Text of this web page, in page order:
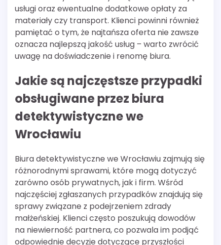
usługi oraz ewentualne dodatkowe opłaty za
materiały czy transport. Klienci powinni również
pamiętać o tym, że najtańsza oferta nie zawsze
oznacza najlepszą jakość usług – warto zwrócić
uwagę na doświadczenie i renomę biura.
Jakie są najczęstsze przypadki
obsługiwane przez biura
detektywistyczne we
Wrocławiu
Biura detektywistyczne we Wrocławiu zajmują się
różnorodnymi sprawami, które mogą dotyczyć
zarówno osób prywatnych, jak i firm. Wśród
najczęściej zgłaszanych przypadków znajdują się
sprawy związane z podejrzeniem zdrady
małżeńskiej. Klienci często poszukują dowodów
na niewierność partnera, co pozwala im podjąć
odpowiednie decyzje dotyczące przyszłości